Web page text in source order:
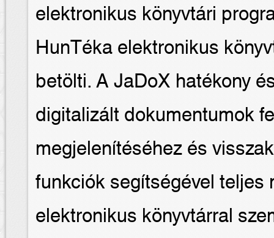
elektronikus könyvtári
HunTéka elektronikus
betölti. A JaDoX hatékony
digitalizált dokumentumok
megjelenítéséhez és
funkciók segítségével
elektronikus könyvtárral